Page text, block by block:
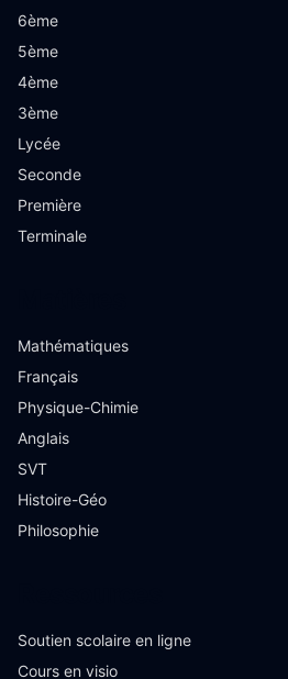
6ème
5ème
4ème
3ème
Lycée
Seconde
Première
Terminale
Mathématiques
Français
Physique-Chimie
Anglais
SVT
Histoire-Géo
Philosophie
Soutien scolaire en ligne
Cours en visio